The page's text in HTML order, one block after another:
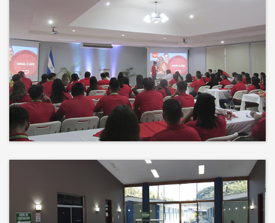
Desconectamos para conectar.
Entre risas, brisa fresca y un
ambiente natural
Events